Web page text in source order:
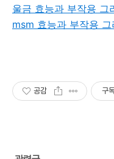
울금 효능과 부작용 그
msm 효능과 부작용
공감 구